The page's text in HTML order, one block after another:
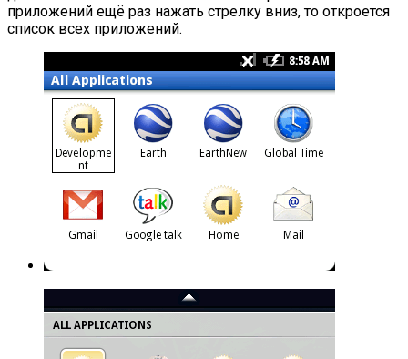
приложений ещё раз нажать стрелку вниз, то откроется
список всех приложений.